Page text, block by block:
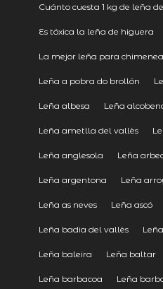
Cuánto cuesta 1 kg de leña
Es tóxica la leña de higuera
La mejor leña para
Leña a pobra do brollón
Leña albesa Leña
Leña ametlla del vallès
Leña anglesola Leña
Leña argentona Leña
Leña as neves Leña ascó
Leña badia del vallès
Leña baleira Leña baltar
Leña barbacoa Leña